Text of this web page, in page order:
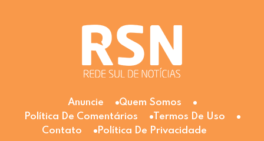
Anuncie
Quem Somos
Política De Comentários
Termos De Uso
Contato
Política De Privacidade